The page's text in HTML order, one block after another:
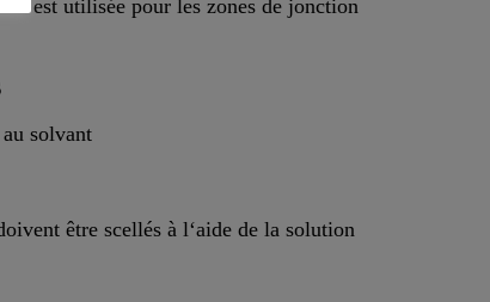
est utilisée pour les zones de jonction
solvant
être scellés à l‘aide de la solution